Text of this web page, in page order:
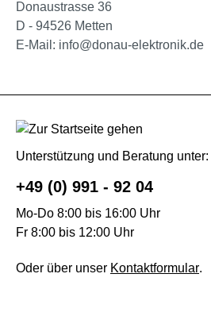
Donaustrasse 36
D - 94526 Metten
E-Mail: info@donau-elektronik.de
Unterstützung und Beratung unter:
+49 (0) 991 - 92 04
Mo-Do 8:00 bis 16:00 Uhr
Fr 8:00 bis 12:00 Uhr
Oder über unser Kontaktformular.